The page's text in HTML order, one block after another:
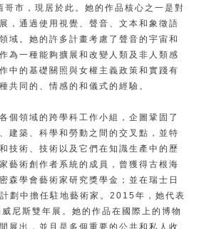
市，現居於此。她的作品核心之一是對
，通過使用視覺、聲音、文本和象徵語
域。她的許多計畫考慮了聲音的宇宙和
為一種能夠擴展和改變人類及非人類感
中的基礎關照與女權主義政策和實踐有
共同的、情感的和儀式的經驗。
個領域的跨學科工作小組，企圖鞏固了
建築、科學和勞動之間的交叉點，並特
技術、技術以及它們在知識生產中的歷
藝術創作者系統的成員，曾獲得古根海
森學會藝術家研究獎學金；並在瑞士日
劃中擔任駐地藝術家。2015年，她代表
尼斯雙年展。她的作品在國際上的博物
展出，並且是多個重要的公共和私人收